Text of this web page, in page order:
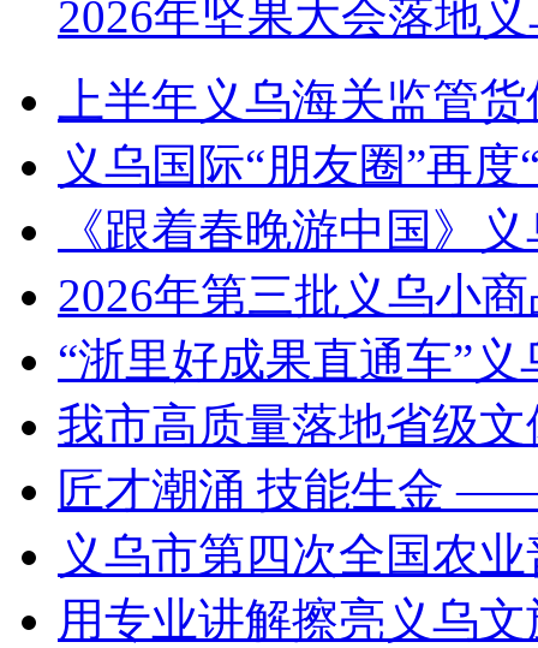
2026年坚果大会落地
上半年义乌海关监管
义乌国际“朋友圈”再度
《跟着春晚游中国》
2026年第三批义乌小
“浙里好成果直通车”
我市高质量落地省级
匠才潮涌 技能生金
义乌市第四次全国农
用专业讲解擦亮义乌